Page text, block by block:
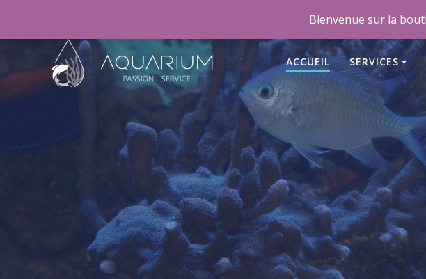
aquariumpassionservice@gmail.com
ACCUEIL SERVICES
Bienvenue sur la